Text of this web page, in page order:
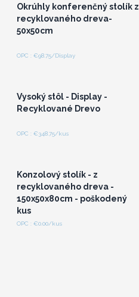
Okrúhly konferenčný stolík z
recyklovaného dreva-
50x50cm
OPC : €98.75/Display
Prihláste sa alebo
Vysoký stôl - Display -
Recyklované Drevo
OPC : €348.75/kus
Prihláste sa alebo
Konzolový stolík - z
recyklovaného dreva -
150x50x80cm - poškodený
kus
OPC : €0.00/kus